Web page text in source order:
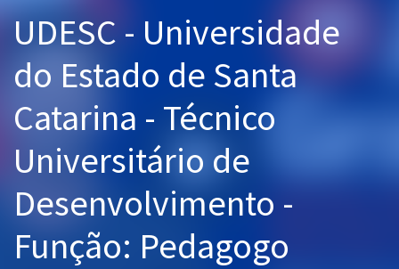
Cursos 20% OFF
Pós
Graduação
OAB
Questões grátis
UDESC - Universidade
do Estado de Santa
Catarina - Técnico
Universitário de
Desenvolvimento -
Função: Pedagogo